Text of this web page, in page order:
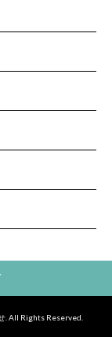
. All Rights Reserved.